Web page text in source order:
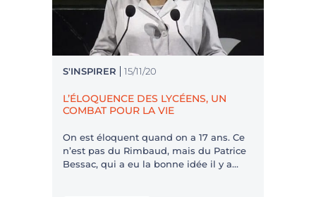
S'INSPIRER 15/11/20
L’ÉLOQUENCE DES LYCÉENS, UN
COMBAT POUR LA VIE
On est éloquent quand on a 17 ans. Ce
n’est pas du Rimbaud, mais du Patrice
Bessac, qui a eu la bonne idée il y a